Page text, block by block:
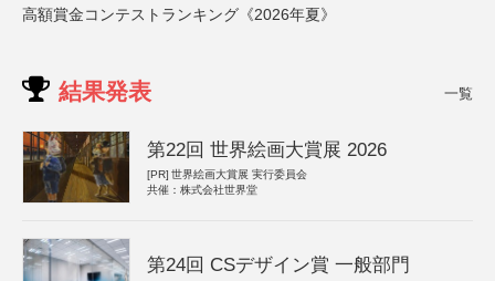
高額賞金コンテストランキング《2026年夏》
結果発表 一覧
第22回 世界絵画大賞展 2026
[PR] 世界絵画大賞展 実行委員会
共催：株式会社世界堂
第24回 CSデザイン賞 一般部門